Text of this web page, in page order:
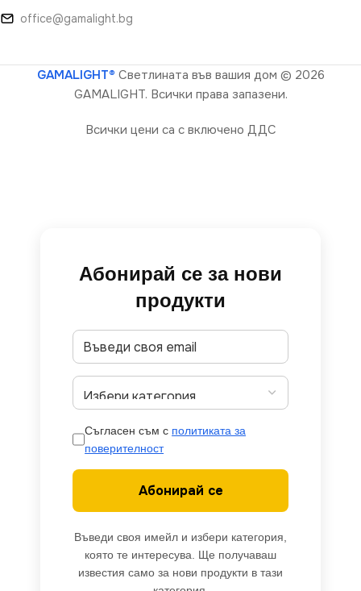
office@gamalight.bg
GAMALIGHT® Светлината във вашия дом © 2026
GAMALIGHT. Всички права запазени.
Всички цени са с включено ДДС
Абонирай се за нови
продукти
Съгласен съм с политиката за
поверителност
Абонирай се
Въведи своя имейл и избери категория,
която те интересува. Ще получаваш
известия само за нови продукти в тази